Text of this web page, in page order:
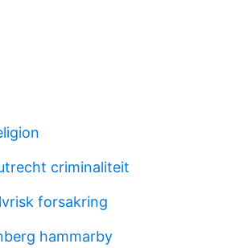
criminaliteit
forsakring
hammarby